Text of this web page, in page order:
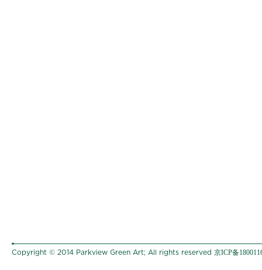
Copyright © 2014 Parkview Green Art; All rights reserved 京ICP备